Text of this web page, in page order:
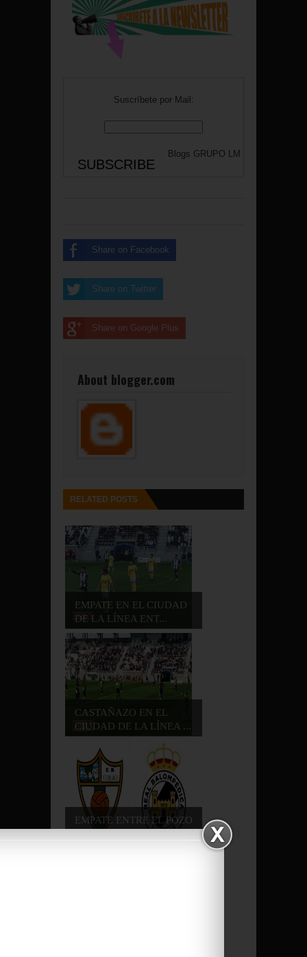
Suscríbete por Mail:
Blogs GRUPO LM
Share on Facebook
Share on Twitter
Share on Google Plus
About blogger.com
RELATED POSTS
EMPATE EN EL CIUDAD
DE LA LÍNEA ENT...
CASTAÑAZO EN EL
CIUDAD DE LA LÍNEA ...
EMPATE ENTRE EL POZO